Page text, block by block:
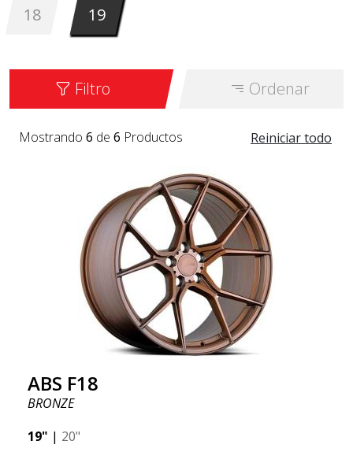
18 19
Filtro Ordenar
Reiniciar todo
Mostrando 6 de 6 Productos
ABS F18
BRONZE
19" | 20"